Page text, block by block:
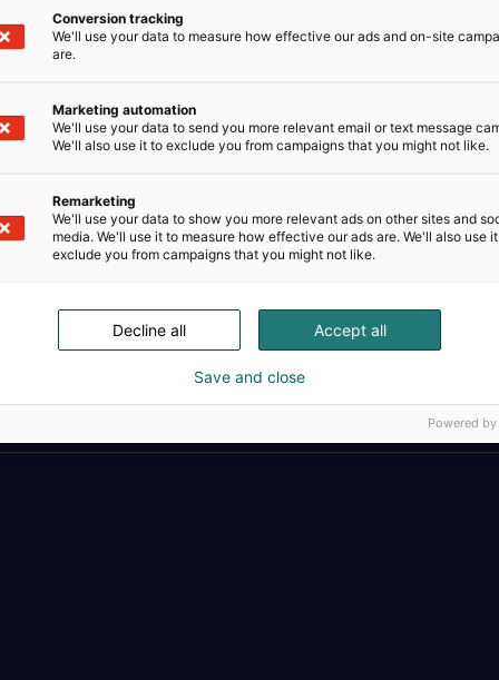
Täällä teollisuus,
Conversion tracking
We'll use your data to measure how effective our ads and on-site
are.
Marketing automation
We'll use your data to send you more relevant email or text message
We'll also use it to exclude you from campaigns that you might not like.
Remarketing
We'll use your data to show you more relevant ads on other sites and
media. We'll use it to measure how effective our ads are. We'll also use
exclude you from campaigns that you might not like.
Accept all
Decline all
Save and close
Powered by